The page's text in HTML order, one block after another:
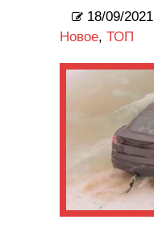
18/09/2021
Новое, ТОП